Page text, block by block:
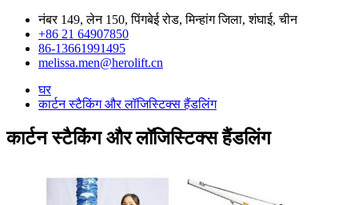
नंबर 149, लेन 150, पिंगबेई रोड, मिन्हांग जिला, शंघाई, चीन
+86 21 64907850
86-13661991495
melissa.men@herolift.cn
घर
कार्टन स्टैकिंग और लॉजिस्टिक्स हैंडलिंग
कार्टन स्टैकिंग और लॉजिस्टिक्स हैंडलिंग